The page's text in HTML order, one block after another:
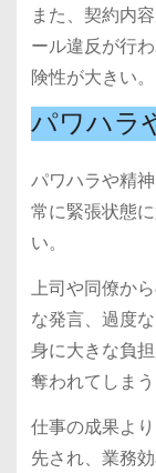
また、契約内
ール違反が行
険性が大きい。
パワハラ
パワハラや精
常に緊張状態
い。
上司や同僚か
な発言、過度
身に大きな負
奪われてしまう
仕事の成果よ
先され、業務